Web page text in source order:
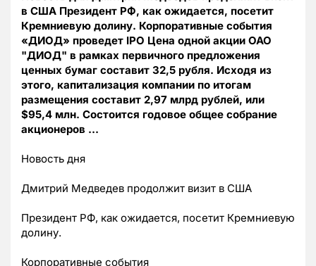
в США Президент РФ, как ожидается, посетит
Кремниевую долину. Корпоративные события
«ДИОД» проведет IPO Цена одной акции ОАО
"ДИОД" в рамках первичного предложения
ценных бумаг составит 32,5 рубля. Исходя из
этого, капитализация компании по итогам
размещения составит 2,97 млрд рублей, или
$95,4 млн. Состоится годовое общее собрание
акционеров …
Новость дня
Дмитрий Медведев продолжит визит в США
Президент РФ, как ожидается, посетит Кремниевую
долину.
Корпоративные события